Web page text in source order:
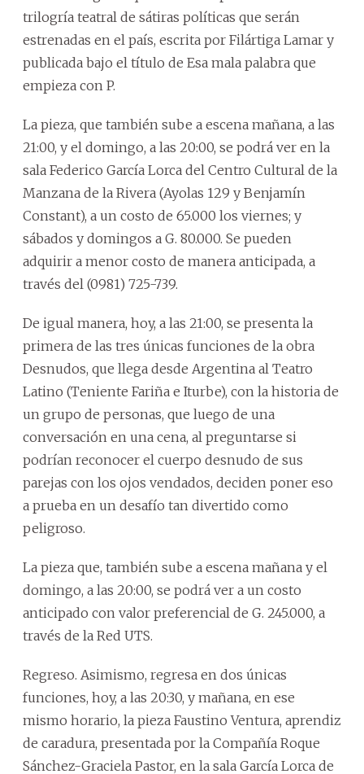
trilogría teatral de sátiras políticas que serán
estrenadas en el país, escrita por Filártiga Lamar y
publicada bajo el título de Esa mala palabra que
empieza con P.
La pieza, que también sube a escena mañana, a las
21:00, y el domingo, a las 20:00, se podrá ver en la
sala Federico García Lorca del Centro Cultural de la
Manzana de la Rivera (Ayolas 129 y Benjamín
Constant), a un costo de 65.000 los viernes; y
sábados y domingos a G. 80.000. Se pueden
adquirir a menor costo de manera anticipada, a
través del (0981) 725-739.
De igual manera, hoy, a las 21:00, se presenta la
primera de las tres únicas funciones de la obra
Desnudos, que llega desde Argentina al Teatro
Latino (Teniente Fariña e Iturbe), con la historia de
un grupo de personas, que luego de una
conversación en una cena, al preguntarse si
podrían reconocer el cuerpo desnudo de sus
parejas con los ojos vendados, deciden poner eso
a prueba en un desafío tan divertido como
peligroso.
La pieza que, también sube a escena mañana y el
domingo, a las 20:00, se podrá ver a un costo
anticipado con valor preferencial de G. 245.000, a
través de la Red UTS.
Regreso. Asimismo, regresa en dos únicas
funciones, hoy, a las 20:30, y mañana, en ese
mismo horario, la pieza Faustino Ventura, aprendiz
de caradura, presentada por la Compañía Roque
Sánchez-Graciela Pastor, en la sala García Lorca de